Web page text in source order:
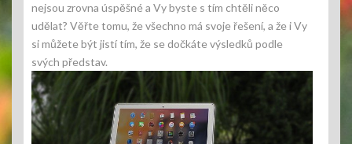
nejsou zrovna úspěšné a Vy byste s tím chtěli něco
udělat? Věřte tomu, že všechno má svoje řešení, a že i Vy
si můžete být jistí tím, že se dočkáte výsledků podle
svých představ.